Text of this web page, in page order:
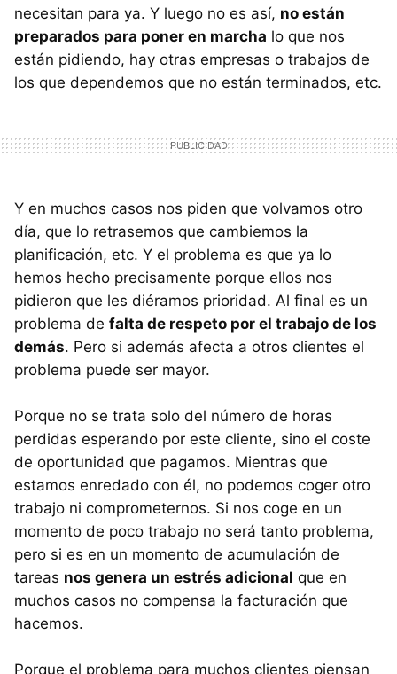
necesitan para ya. Y luego no es así, no están
preparados para poner en marcha lo que nos
están pidiendo, hay otras empresas o trabajos de
los que dependemos que no están terminados, etc.
Y en muchos casos nos piden que volvamos otro
día, que lo retrasemos que cambiemos la
planificación, etc. Y el problema es que ya lo
hemos hecho precisamente porque ellos nos
pidieron que les diéramos prioridad. Al final es un
problema de falta de respeto por el trabajo de los
demás. Pero si además afecta a otros clientes el
problema puede ser mayor.
Porque no se trata solo del número de horas
perdidas esperando por este cliente, sino el coste
de oportunidad que pagamos. Mientras que
estamos enredado con él, no podemos coger otro
trabajo ni comprometernos. Si nos coge en un
momento de poco trabajo no será tanto problema,
pero si es en un momento de acumulación de
tareas nos genera un estrés adicional que en
muchos casos no compensa la facturación que
hacemos.
Porque el problema para muchos clientes piensan